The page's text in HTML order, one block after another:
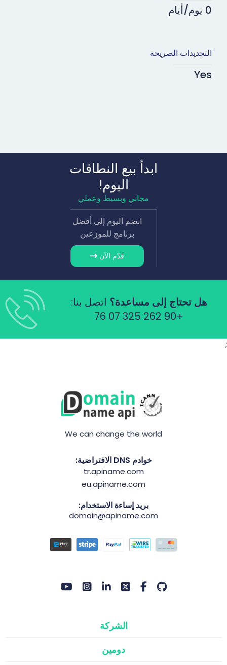
0 يوم/أيام
التجديدات الصريحة
Yes
ابدأ بيع النطاقات
اليوم!
مجاني وبسيط وعملي
انضم اليوم إلى أفضل
برنامج للموزعين
قدّم الآن
هل تحتاج إلى مساعدة؟ اتصل بنا:
+90 262 325 07 76
;
We can change the world
خوادم DNS الافتراضية:
tr.apiname.com
eu.apiname.com
بريد إساءة الاستخدام:
domain@apiname.com
الشركة
دومين